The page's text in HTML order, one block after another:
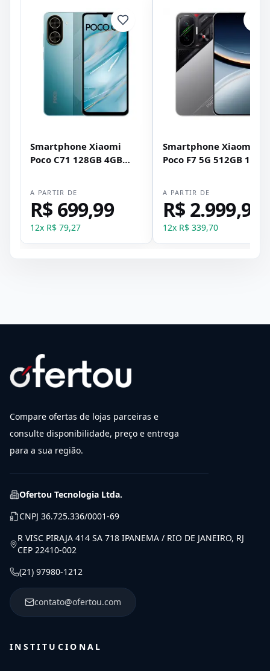
Smartphone Xiaomi
Poco C71 128GB 4GB
A PARTIR DE
R$ 699,99
12x R$ 79,27
Smartphone Xiaomi
Poco F7 5G 512GB 12GB
A PARTIR DE
R$ 2.999,99
12x R$ 339,70
Compare ofertas de lojas parceiras e
consulte disponibilidade, preço e entrega
para a sua região.
Ofertou Tecnologia Ltda.
CNPJ 36.725.336/0001-69
R VISC PIRAJA 414 SA 718 IPANEMA / RIO DE JANEIRO, RJ
CEP 22410-002
(21) 97980-1212
contato@ofertou.com
INSTITUCIONAL